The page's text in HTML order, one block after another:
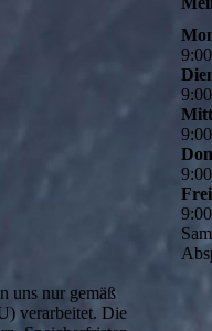
uns nur gemäß
verarbeitet. Die
9:00
9:00
9:00
9:00
9:00